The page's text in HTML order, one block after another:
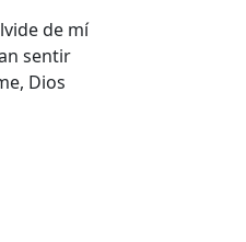
de mí
sentir
Dios